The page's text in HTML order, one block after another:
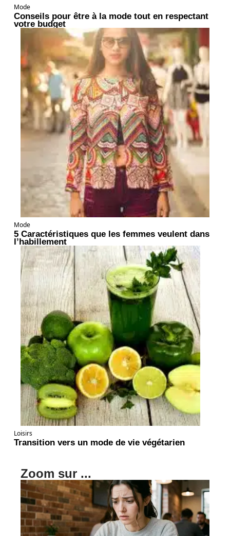
Mode
Conseils pour être à la mode tout en respectant
votre budget
Mode
5 Caractéristiques que les femmes veulent dans
l’habillement
Loisirs
Transition vers un mode de vie végétarien
Zoom sur ...